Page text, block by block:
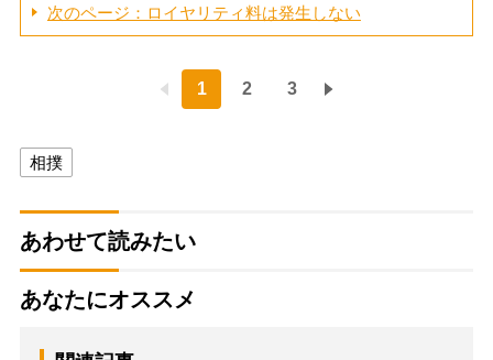
次のページ：ロイヤリティ料は発生しない
1 2 3
相撲
あわせて読みたい
あなたにオススメ